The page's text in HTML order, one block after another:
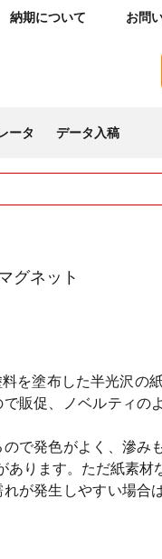
納期について お問
ータ データ入稿
グネット
料を塗布した半光沢の
販促、ノベルティの
で発色がよく、滲み
あります。ただ紙素材
が発生しやすい場合